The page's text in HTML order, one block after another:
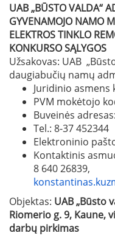
UAB „BŪSTO VALDA“
GYVENAMOJO NAMO
ELEKTROS TINKLO
KONKURSO SĄLYGOS
Užsakovas: UAB
daugiabučių namų
Juridinio asmens
PVM mokėtojo
Buveinės
Tel.: 8-37 452344
Elektroninio
Kontaktinis
8 640 26839,
Objektas: UAB „Būsto
Riomerio g. 9, Kaune,
darbų pirkimas